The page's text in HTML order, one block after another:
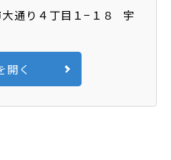
通り４丁目１−１８
宇
開く